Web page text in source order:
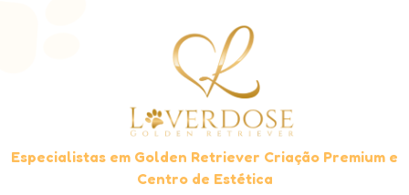
Especialistas em Golden Retriever Criação Premium e
Centro de Estética